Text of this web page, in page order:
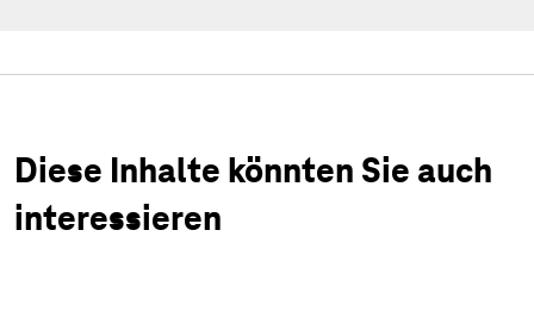
Diese Inhalte könnten Sie auch
interessieren